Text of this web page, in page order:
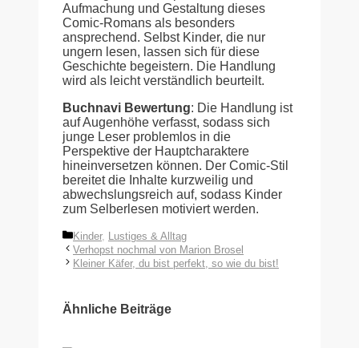
Aufmachung und Gestaltung dieses
Comic-Romans als besonders
ansprechend. Selbst Kinder, die nur
ungern lesen, lassen sich für diese
Geschichte begeistern. Die Handlung
wird als leicht verständlich beurteilt.
Buchnavi Bewertung: Die Handlung ist
auf Augenhöhe verfasst, sodass sich
junge Leser problemlos in die
Perspektive der Hauptcharaktere
hineinversetzen können. Der Comic-Stil
bereitet die Inhalte kurzweilig und
abwechslungsreich auf, sodass Kinder
zum Selberlesen motiviert werden.
Kategorien
Kinder, Lustiges & Alltag
Verhopst nochmal von Marion Brosel
Kleiner Käfer, du bist perfekt, so wie du bist!
Ähnliche Beiträge